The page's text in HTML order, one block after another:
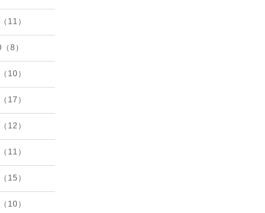
11）
8）
10）
17）
12）
11）
15）
10）